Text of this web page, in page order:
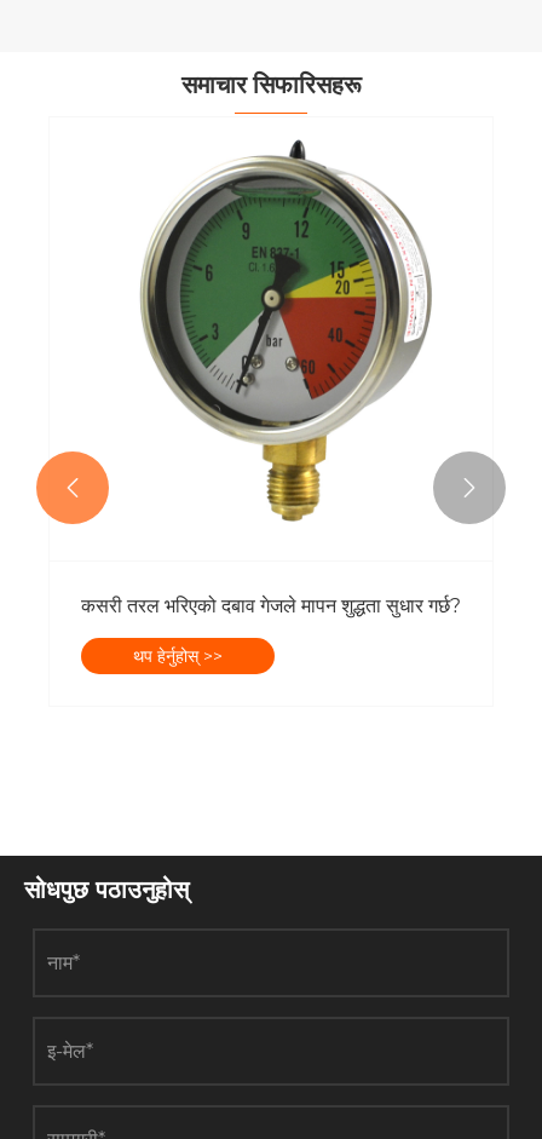
समाचार सिफारिसहरू
कसरी तरल भरिएको दबाव गेजले मापन शुद्धता सुधार गर्छ?
थप हेर्नुहोस् >>
 
सोधपुछ पठाउनुहोस्